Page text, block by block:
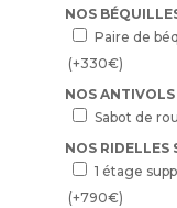
NOS
Paire de
(+330€)
NOS ANTIVOLS
Sabot de
NOS RIDELLES
1 étage
(+790€)